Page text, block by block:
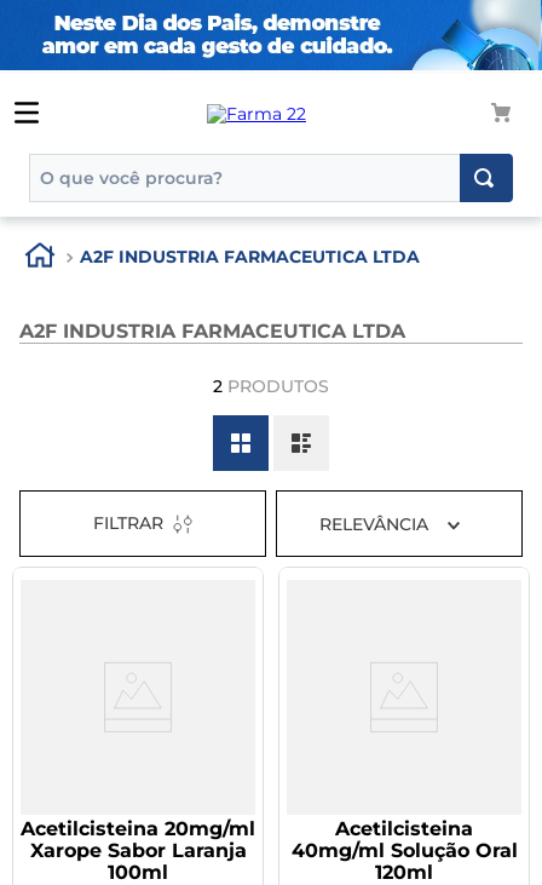
TERMOS MAIS BUSCADOS
1º
tadalafila
3º
generico
dipirona
8º
tadalafila 5mg
A2F INDUSTRIA FARMACEUTICA LTDA
A2F INDUSTRIA FARMACEUTICA LTDA
2 PRODUTOS
FILTRAR RELEVÂNCIA
Acetilcisteina 20mg/ml
Xarope Sabor Laranja
100ml
Acetilcisteina
40mg/ml Solução Oral
120ml